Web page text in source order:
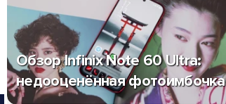
Обзор Infinix Note 60 Ultra:
недооценённая фотоимбочка